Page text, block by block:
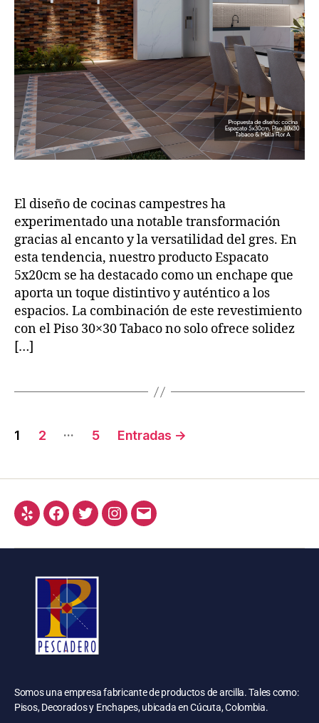
El diseño de cocinas campestres ha
experimentado una notable transformación
gracias al encanto y la versatilidad del gres. En
esta tendencia, nuestro producto Espacato
5x20cm se ha destacado como un enchape que
aporta un toque distintivo y auténtico a los
espacios. La combinación de este revestimiento
con el Piso 30×30 Tabaco no solo ofrece solidez
[…]
1 2 … 5 Entradas →
Somos una empresa fabricante de productos de arcilla. Tales como:
Pisos, Decorados y Enchapes, ubicada en Cúcuta, Colombia.